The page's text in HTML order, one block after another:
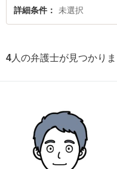
相談者さんにおすすめです。
詳細条件 未選択
4 人の弁護士が見つかり